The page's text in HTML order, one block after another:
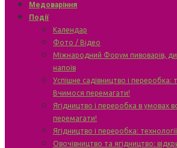
Медоваріння
Події
Календар
Фото / Відео
Міжнародний Форум пивоварів,
напоїв
Успішне садівництво і переробка:
Вчимося перемагати!
Ягідництво і переробка в умовах
перемагати!
Ягідництво і переробка: технології
Овочівництво та ягідництво: